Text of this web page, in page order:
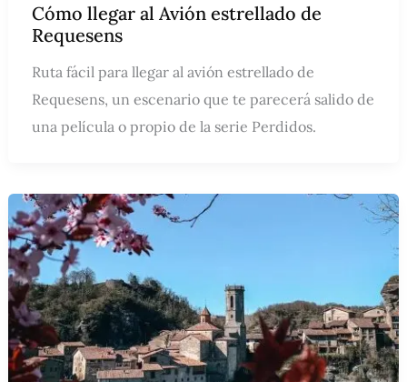
Cómo llegar al Avión estrellado de
Requesens
Ruta fácil para llegar al avión estrellado de
Requesens, un escenario que te parecerá salido de
una película o propio de la serie Perdidos.